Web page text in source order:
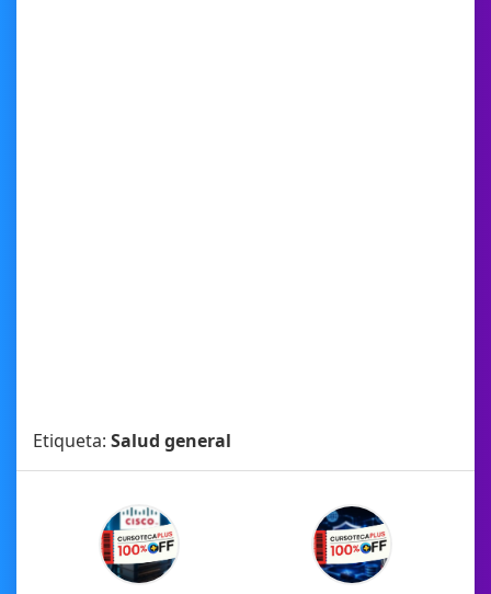
Etiqueta: Salud general